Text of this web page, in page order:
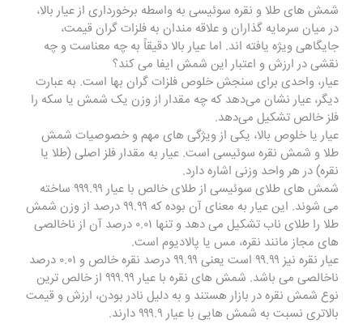
شمش ‌های طلا و نقره سوئیسی به ‌واسطه برخورداری از عیار بالا،
در میان سرمایه‌ گذاران و علاقه ‌مندان به فلزات گران قیمت،
جایگاهی ویژه یافته ‌اند. اما عیار بالا دقیقاً به چه معناست و چه
نقشی در ارزش و اعتبار این شمش‌ ایفا می‌ کند؟
عیار، واحدی برای سنجش خلوص فلزات گران بها است. به عبارت
دیگر، عیار نشان می‌دهد که چه مقدار از وزن یک شمش یا سکه را
فلز خالص تشکیل می‌دهد.
عیار یا خلوص بالا، یکی از ویژگی ‌های مهم و خصوصیات شمش
طلا و شمش نقره سوئیسی است. عیار به مقدار فلز اصلی (طلا یا
نقره) در هر واحد وزنی اشاره دارد.
شمش ‌های طلای سوئیسی از طلای خالص با عیار ۹۹۹.۹۹ ساخته
می ‌شوند. این عیار به معنای آن بوده که ۹۹.۹۹ درصد از وزن شمش
طلا را طلای ناب تشکیل می ‌دهد و تنها ۰.۰۱ درصد آن از ناخالصی‌
های مجاز مانند نقره، مس یا پالادیوم است.
عیار نقره نیز ۹۹.۹۹ است یعنی ۹۹.۹۹ درصد نقره خالص و ۰.۰۱ درصد
ناخالصی می باشد. شمش ‌های نقره با عیار ۹۹۹.۹۹ از خالص ‌ترین
نوع شمش نقره در بازار هستند و به دلیل نادر بودن، ارزش و قیمت
بالاتری نسبت به شمش ‌هایی با عیار ۹۹۹.۹ دارند.